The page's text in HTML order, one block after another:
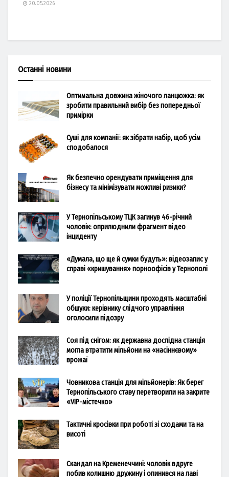
20.05.2026
Останні новини
Оптимальна довжина жіночого ланцюжка: як
зробити правильний вибір без попередньої
примірки
Суші для компанії: як зібрати набір, щоб усім
сподобалося
Як безпечно орендувати приміщення для
бізнесу та мінімізувати можливі ризики?
У Тернопільському ТЦК загинув 46-річний
чоловік: оприлюднили фрагмент відео
інциденту
«Думала, що ще й сумки будуть»: відеозапис у
справі «кришування» порноофісів у Тернополі
У поліції Тернопільщини проходять масштабні
обшуки: керівнику слідчого управління
оголосили підозру
Соя під снігом: як державна дослідна станція
могла втратити мільйони на «насіннєвому»
врожаї
Човникова станція для мільйонерів: Як берег
Тернопільського ставу перетворили на закрите
«VIP-містечко»
Тактичні кросівки при роботі зі сходами та на
висоті
Скандал на Кременеччині: чоловік вдруге
побив колишню дружину і опинився на лаві